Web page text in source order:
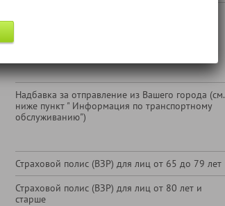
Надбавка за отправление из Вашего города (см.
ниже пункт " Информация по транспортному
обслуживанию")
Страховой полис (ВЗР) для лиц от 65 до 79 лет
Страховой полис (ВЗР) для лиц от 80 лет и
старше